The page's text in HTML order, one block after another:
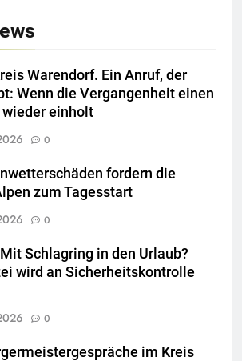
Warendorf. Ein Anruf, der
Wenn die Vergangenheit einen
einholt
0
fordern die
zum Tagesstart
0
Mit Schlagring in den Urlaub?
wird an Sicherheitskontrolle
0
im Kreis